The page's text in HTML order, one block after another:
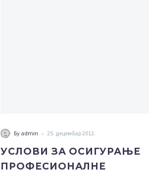
Бy admin - 25. децембар 2012.
УСЛОВИ ЗА ОСИГУРАЊЕ
ПРОФЕСИОНАЛНЕ